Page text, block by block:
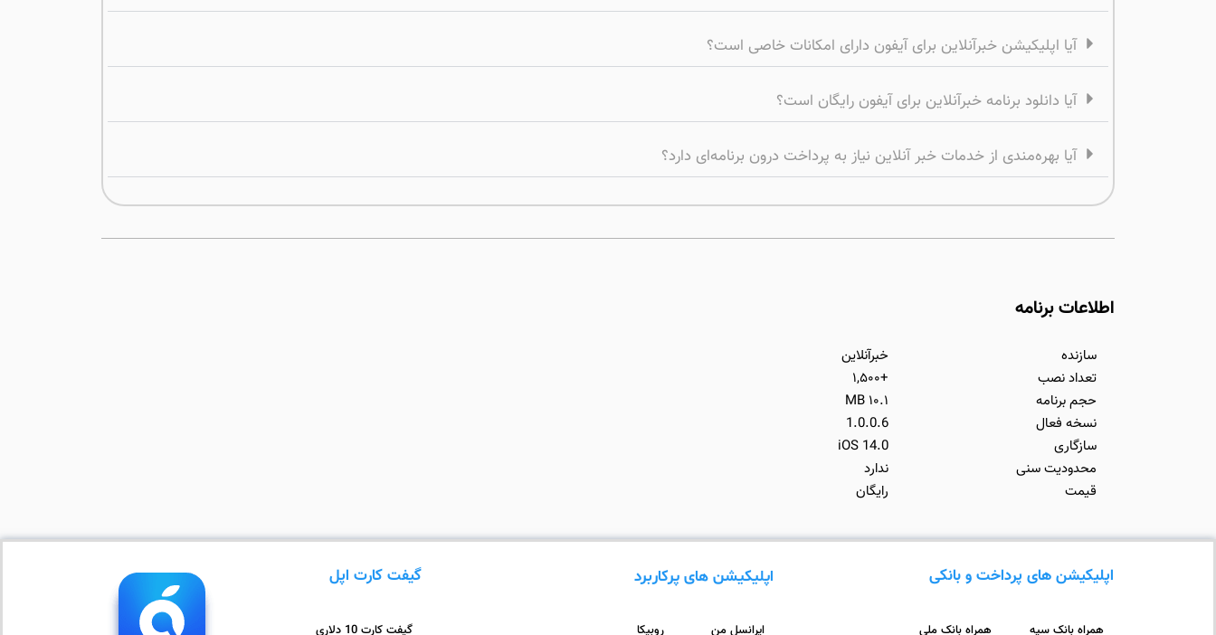
آیا اپلیکیشن خبرآنلاین برای آیفون دارای امکانات خاصی است؟
آیا دانلود برنامه خبرآنلاین برای آیفون رایگان است؟
آیا بهره‌مندی از خدمات خبر آنلاین نیاز به پرداخت درون برنامه‌ای دارد؟
اطلاعات برنامه
خبرآنلاین
+۱,۵۰۰
۱۰.۱ MB
1.0.0.6
iOS 14.0
ندارد
رایگان
سازنده
تعداد نصب
حجم برنامه
نسخه فعال
سازگاری
محدودیت سنی
قیمت
گیفت کارت اپل
گیفت کارت 10 دلاری
اپلیکیشن های پرکاربرد
روبیکا ایرانسل من
اپلیکیشن های پرداخت و بانکی
همراه بانک ملی همراه بانک سپه